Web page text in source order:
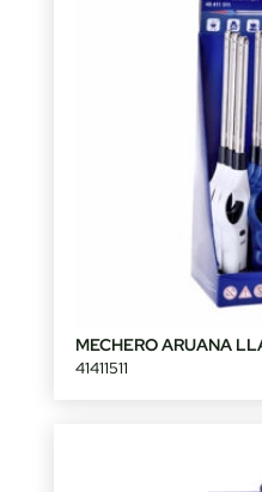
MECHERO ARUANA
41411511